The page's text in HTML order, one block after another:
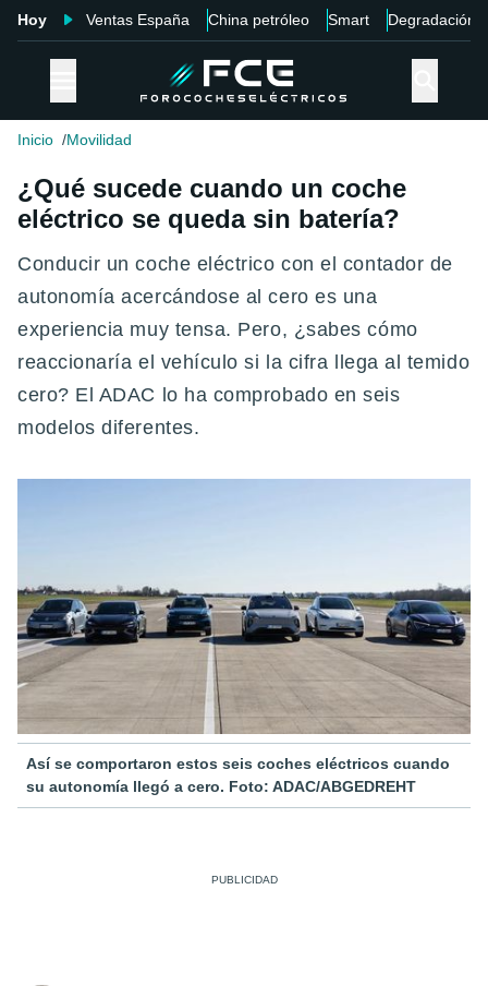
Hoy Ventas España China petróleo Smart Degradación
Inicio Movilidad
¿Qué sucede cuando un coche
eléctrico se queda sin batería?
Conducir un coche eléctrico con el contador de
autonomía acercándose al cero es una
experiencia muy tensa. Pero, ¿sabes cómo
reaccionaría el vehículo si la cifra llega al temido
cero? El ADAC lo ha comprobado en seis
modelos diferentes.
Así se comportaron estos seis coches eléctricos cuando
su autonomía llegó a cero. Foto: ADAC/ABGEDREHT